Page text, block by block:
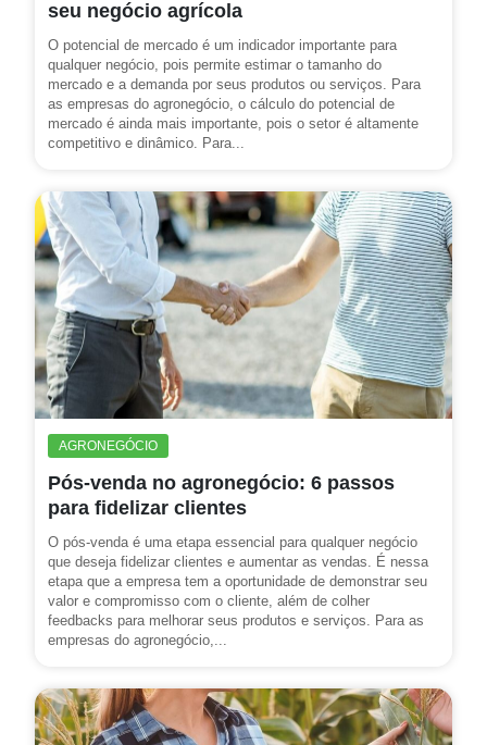
seu negócio agrícola
O potencial de mercado é um indicador importante para
qualquer negócio, pois permite estimar o tamanho do
mercado e a demanda por seus produtos ou serviços. Para
as empresas do agronegócio, o cálculo do potencial de
mercado é ainda mais importante, pois o setor é altamente
competitivo e dinâmico. Para...
AGRONEGÓCIO
Pós-venda no agronegócio: 6 passos
para fidelizar clientes
O pós-venda é uma etapa essencial para qualquer negócio
que deseja fidelizar clientes e aumentar as vendas. É nessa
etapa que a empresa tem a oportunidade de demonstrar seu
valor e compromisso com o cliente, além de colher
feedbacks para melhorar seus produtos e serviços. Para as
empresas do agronegócio,...